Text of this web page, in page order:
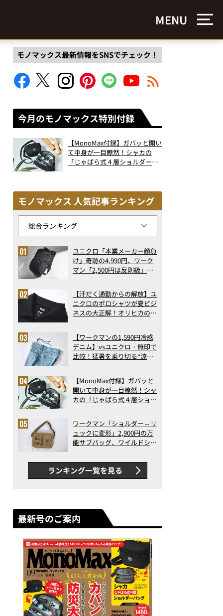
MENU
モノマックス最新情報をSNSでチェック！
今月のモノマックス特別付録
【MonoMax付録】ガバッと開い
て中身が一目瞭然！シャカの
「じゃばら式４層ショルダーバ
モノマックス 人気記事ランキング
ユニクロ「本業メーカー顔負
け」奇跡の4,990円、ワーク
マン「2,500円は反則級」凄
ト3】（2026年6月版）
【汗だく通勤からの解放】ユ
ニクロのポロシャツが夏ビジ
ネスの大正解！オリヒカの透
アの実力
【ワークマンの1,590円冷感
デニム】vsユニクロ・無印で
比較！猛暑を乗り切る“涼感
で決定版
【MonoMax付録】ガバッと
開いて中身が一目瞭然！シャ
カの「じゃばら式４層ショル
った！
ワークマン「ショルダー⇔リ
ュックに変形」2,900円の万
能サブバッグ、ワイルドシン
録…ほか【休日バッグの人気
記事ランキングベスト3】
（2026年6月版）
ランキング一覧を見る
最新号のご案内